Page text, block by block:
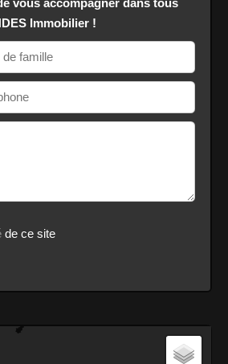
Immobilier !
de ce site